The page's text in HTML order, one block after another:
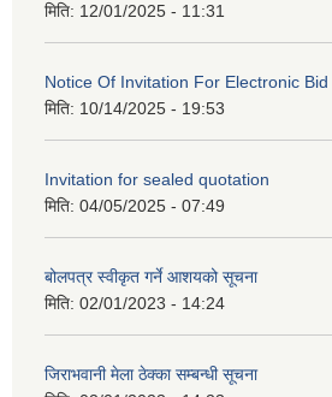
मिति: 12/01/2025 - 11:31
Notice Of Invitation For Electronic Bid
मिति: 10/14/2025 - 19:53
Invitation for sealed quotation
मिति: 04/05/2025 - 07:49
बोलपत्र स्वीकृत गर्ने आशयको सूचना
मिति: 02/01/2023 - 14:24
जिराभवानी मेला ठेक्का सम्बन्धी सूचना